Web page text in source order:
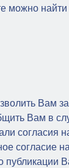
Вам
Вам в